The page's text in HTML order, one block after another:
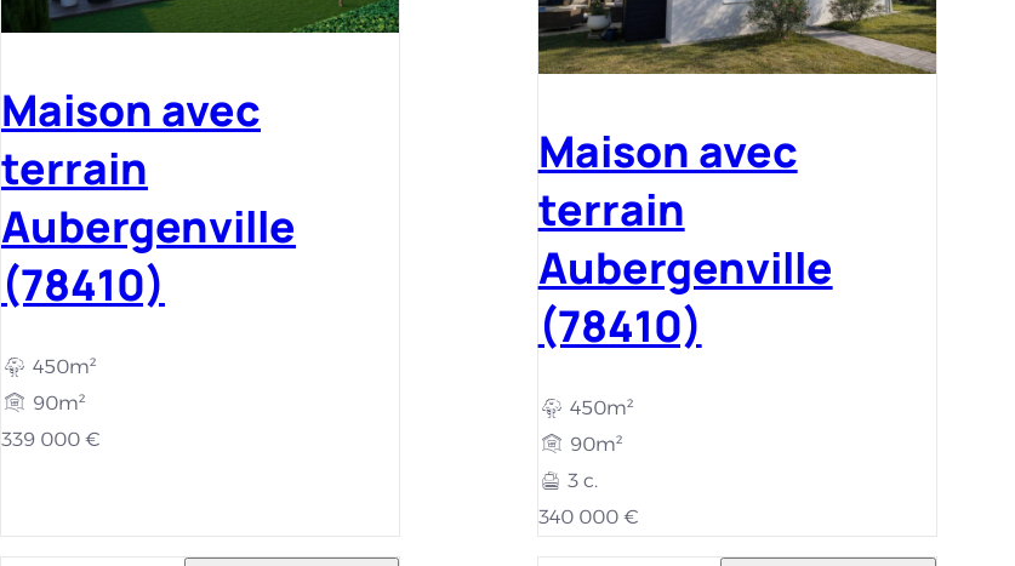
Maison avec
terrain
Aubergenville
(78410)
450m²
90m²
339 000 €
Maison avec
terrain
Aubergenville
(78410)
450m²
90m²
3 c.
340 000 €